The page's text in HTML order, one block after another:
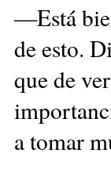
—Está
de esto.
que de
a tomar